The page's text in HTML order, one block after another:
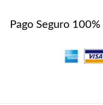
Pago Seguro 100%